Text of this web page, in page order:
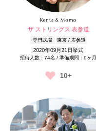
Kenta & Momo
ザ ストリングス 表参道
専門式場 東京 / 表参道
2020年09月21日挙式
招待人数：74名 / 準備期間：9ヶ月
10+